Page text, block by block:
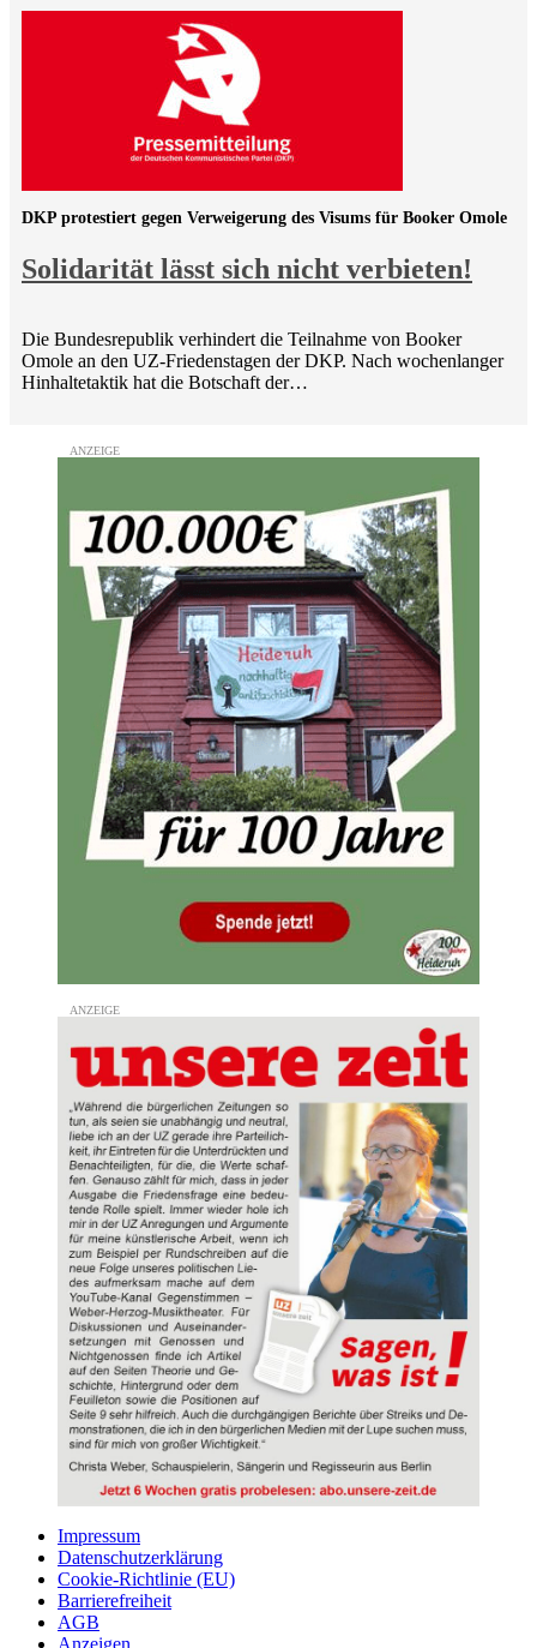
Solidarität lässt sich nicht verbieten!
DKP protestiert gegen Verweigerung des Visums für Booker Omole
Die Bundesrepublik verhindert die Teilnahme von Booker
Omole an den UZ-Friedenstagen der DKP. Nach wochenlanger
Hinhaltetaktik hat die Botschaft der…
Impressum
Datenschutzerklärung
Cookie-Richtlinie (EU)
Barrierefreiheit
AGB
Anzeigen